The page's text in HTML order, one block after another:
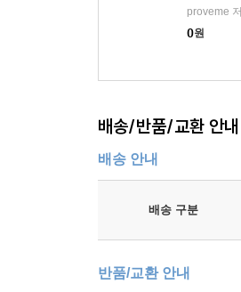
proveme 저
0원
배송/반품/교환 안내
배송 안내
배송 구분
반품/교환 안내